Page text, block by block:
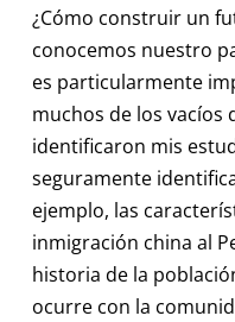
¿Cómo construir un
conocemos nuestro
es particularmente
muchos de los vacíos
identificaron mis
seguramente
ejemplo, las
inmigración china al
historia de la
ocurre con la